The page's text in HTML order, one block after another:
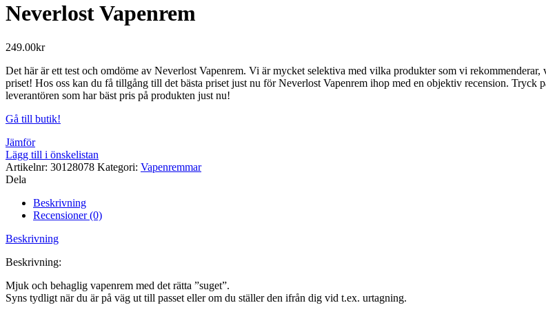
Neverlost Vapenrem
249.00kr
Det här är ett test och omdöme av Neverlost Vapenrem. Vi är mycket selektiva med vilka produkter som vi
priset! Hos oss kan du få tillgång till det bästa priset just nu för Neverlost Vapenrem ihop med en objektiv recension.
leverantören som har bäst pris på produkten just nu!
Gå till butik!
Jämför
Lägg till i önskelistan
Artikelnr: 30128078 Kategori: Vapenremmar
Dela
Beskrivning
Recensioner (0)
Beskrivning
Beskrivning:
Mjuk och behaglig vapenrem med det rätta ”suget”.
Syns tydligt när du är på väg ut till passet eller om du ställer den ifrån dig vid t.ex. urtagning.